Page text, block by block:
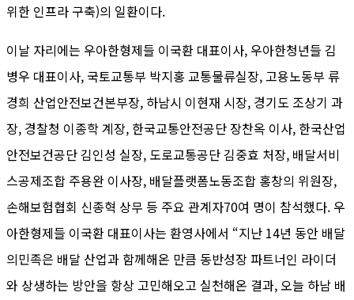
위한 인프라 구축)의 일환이다.
이날 자리에는 우아한형제들 이국환 대표이사, 우아한청년들 김
병우 대표이사, 국토교통부 박지홍 교통물류실장, 고용노동부 류
경희 산업안전보건본부장, 하남시 이현재 시장, 경기도 조상기 과
장, 경찰청 이종학 계장, 한국교통안전공단 장찬옥 이사, 한국산업
안전보건공단 김인성 실장, 도로교통공단 김중효 처장, 배달서비
스공제조합 주용완 이사장, 배달플랫폼노동조합 홍창의 위원장,
손해보험협회 신종혁 상무 등 주요 관계자70여 명이 참석했다. 우
아한형제들 이국환 대표이사는 환영사에서 “지난 14년 동안 배달
의민족은 배달 산업과 함께해온 만큼 동반성장 파트너인 라이더
와 상생하는 방안을 항상 고민해오고 실천해온 결과, 오늘 하남 배